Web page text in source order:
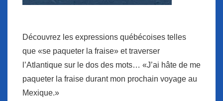
Découvrez les expressions québécoises telles
que «se paqueter la fraise» et traverser
l’Atlantique sur le dos des mots… «J’ai hâte de me
paqueter la fraise durant mon prochain voyage au
Mexique.»